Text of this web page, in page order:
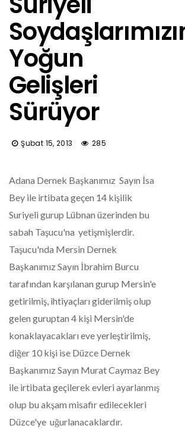
Yoğun
Gelişleri
Sürüyor
Şubat 15, 2013 285
Adana Dernek Başkanımız Sayın İsa
Bey ile irtibata geçen 14 kişilik
Suriyeli gurup Lübnan üzerinden bu
sabah Taşucu'na yetişmişlerdir.
Taşucu'nda Mersin Dernek
Başkanımız Sayın İbrahim Burcu
tarafından karşılanan gurup Mersin'e
getirilmiş, ihtiyaçları giderilmiş olup
gelen guruptan 4 kişi Mersin'de
konaklayacakları eve yerleştirilmiş,
diğer 10 kişi ise Düzce Dernek
Başkanımız Sayın Murat Caymaz Bey
ile irtibata geçilerek evleri ayarlanmış
olup bu akşam misafir edilecekleri
Düzce'ye uğurlanacaklardır.